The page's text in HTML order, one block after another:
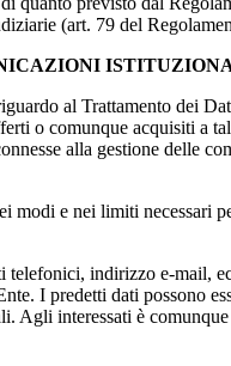
(art. 79 del
al Trattamento dei
o comunque acquisiti a
alla gestione delle
e nei limiti necessari
indirizzo e-mail,
I predetti dati possono
interessati è